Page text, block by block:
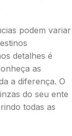
podem variar
detalhes é
as
a diferença. O
do seu ente
todas as